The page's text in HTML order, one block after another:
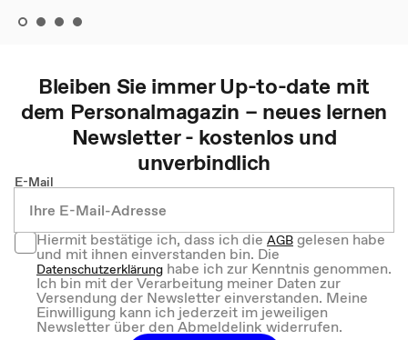
Bleiben Sie immer Up-to-date mit
dem Personalmagazin – neues lernen
Newsletter - kostenlos und
unverbindlich
E-Mail
Hiermit bestätige ich, dass ich dieAGBgelesen habe
und mit ihnen einverstanden bin. Die
Datenschutzerklärung habe ich zur Kenntnis genommen.
Ich bin mit der Verarbeitung meiner Daten zur
Versendung der Newsletter einverstanden. Meine
Einwilligung kann ich jederzeit im jeweiligen
Newsletter über den Abmeldelink widerrufen.